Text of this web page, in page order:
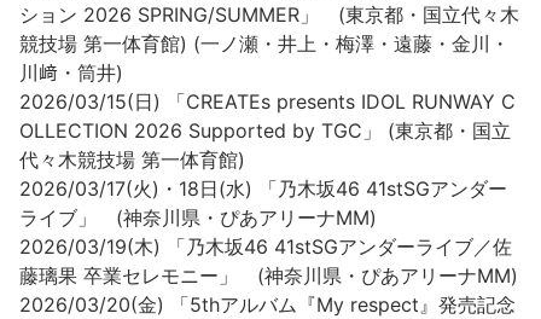
ション 2026 SPRING/SUMMER」 (東京都・国⽴代々⽊
競技場 第⼀体育館) (一ノ瀬・井上・梅澤・遠藤・金川・
川﨑・筒井)
2026/03/15(日) 「CREATEs presents IDOL RUNWAY C
OLLECTION 2026 Supported by TGC」 (東京都・国立
代々木競技場 第一体育館)
2026/03/17(火)・18日(水) 「乃木坂46 41stSGアンダー
ライブ」 (神奈川県・ぴあアリーナMM)
2026/03/19(木) 「乃木坂46 41stSGアンダーライブ／佐
藤璃果 卒業セレモニー」 (神奈川県・ぴあアリーナMM)
2026/03/20(金) 「5thアルバム『My respect』発売記念